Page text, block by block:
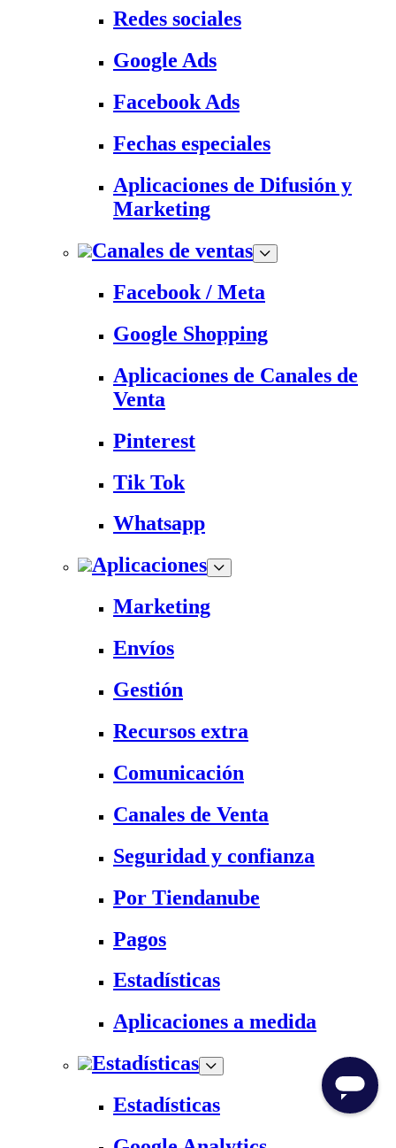
Redes sociales
Google Ads
Facebook Ads
Fechas especiales
Aplicaciones de Difusión y
Marketing
Canales de ventas
Facebook / Meta
Google Shopping
Aplicaciones de Canales de
Venta
Pinterest
Tik Tok
Whatsapp
Aplicaciones
Marketing
Envíos
Gestión
Recursos extra
Comunicación
Canales de Venta
Seguridad y confianza
Por Tiendanube
Pagos
Estadísticas
Aplicaciones a medida
Estadísticas
Estadísticas